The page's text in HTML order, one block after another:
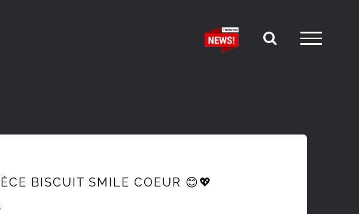
BISCUIT SMILE COEUR 😊💖